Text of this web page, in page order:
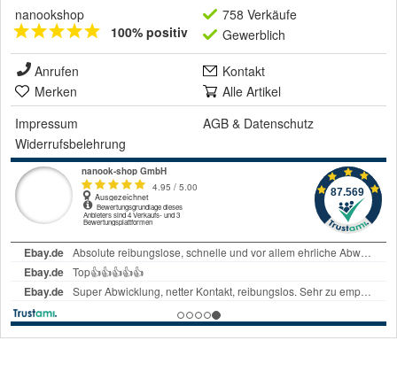
nanookshop
100% positiv
758 Verkäufe
Gewerblich
Anrufen
Kontakt
Merken
Alle Artikel
Impressum
AGB & Datenschutz
Widerrufsbelehrung